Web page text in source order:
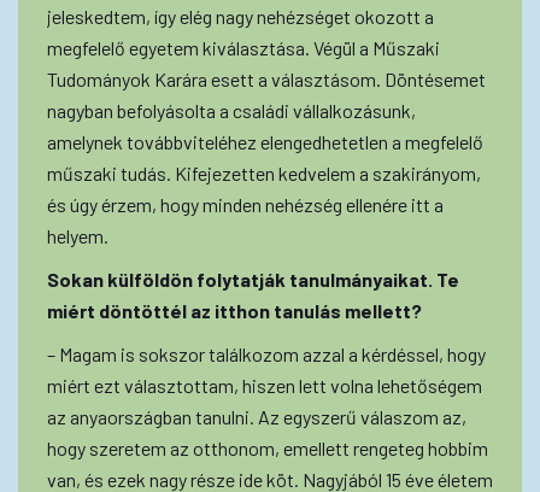
jeleskedtem, így elég nagy nehézséget okozott a
megfelelő egyetem kiválasztása. Végül a Műszaki
Tudományok Karára esett a választásom. Döntésemet
nagyban befolyásolta a családi vállalkozásunk,
amelynek továbbviteléhez elengedhetetlen a megfelelő
műszaki tudás. Kifejezetten kedvelem a szakirányom,
és úgy érzem, hogy minden nehézség ellenére itt a
helyem.
Sokan külföldön folytatják tanulmányaikat. Te
miért döntöttél az itthon tanulás mellett?
– Magam is sokszor találkozom azzal a kérdéssel, hogy
miért ezt választottam, hiszen lett volna lehetőségem
az anyaországban tanulni. Az egyszerű válaszom az,
hogy szeretem az otthonom, emellett rengeteg hobbim
van, és ezek nagy része ide köt. Nagyjából 15 éve életem